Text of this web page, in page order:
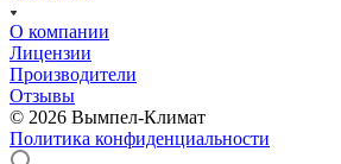
О компании
Лицензии
Производители
Отзывы
© 2026 Вымпел-Климат
Политика конфиденциальности